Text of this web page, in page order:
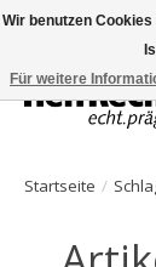
HelfRecht-Planer |
Startseite /
Wir benutzen
Für weitere